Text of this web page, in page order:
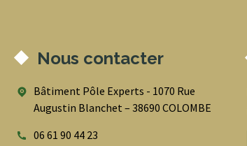
Nous contacter
Bâtiment Pôle Experts - 1070 Rue
Augustin Blanchet – 38690 COLOMBE
06 61 90 44 23